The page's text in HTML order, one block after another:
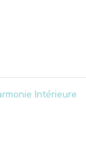
Intérieure